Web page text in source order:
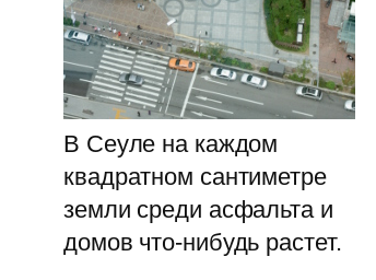
В Сеуле на каждом
квадратном сантиметре
земли среди асфальта и
домов что-нибудь растет.